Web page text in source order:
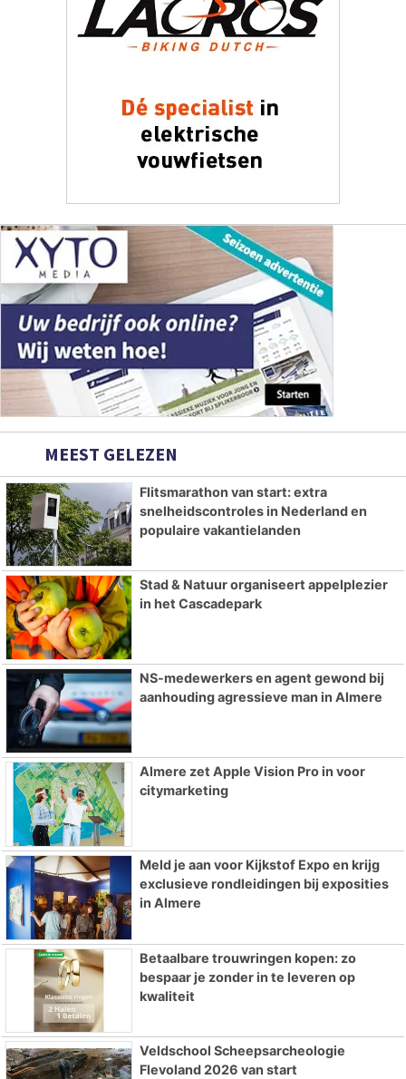
MEEST GELEZEN
Flitsmarathon van start: extra
snelheidscontroles in Nederland en
populaire vakantielanden
Stad & Natuur organiseert appelplezier
in het Cascadepark
NS-medewerkers en agent gewond bij
aanhouding agressieve man in Almere
Almere zet Apple Vision Pro in voor
citymarketing
Meld je aan voor Kijkstof Expo en krijg
exclusieve rondleidingen bij exposities
in Almere
Betaalbare trouwringen kopen: zo
bespaar je zonder in te leveren op
kwaliteit
Veldschool Scheepsarcheologie
Flevoland 2026 van start